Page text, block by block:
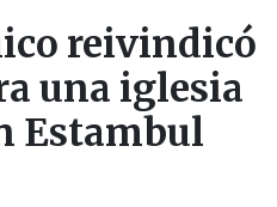
reivindicó
una iglesia
Estambul